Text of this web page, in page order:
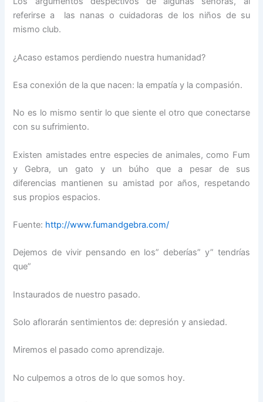
referirse a las nanas o cuidadoras de los niños de su
mismo club.
¿Acaso estamos perdiendo nuestra humanidad?
Esa conexión de la que nacen: la empatía y la compasión.
No es lo mismo sentir lo que siente el otro que conectarse
con su sufrimiento.
Existen amistades entre especies de animales, como Fum
y Gebra, un gato y un búho que a pesar de sus
diferencias mantienen su amistad por años, respetando
sus propios espacios.
Fuente: http://www.fumandgebra.com/
Dejemos de vivir pensando en los” deberías” y” tendrías
que”
Instaurados de nuestro pasado.
Solo aflorarán sentimientos de: depresión y ansiedad.
Miremos el pasado como aprendizaje.
No culpemos a otros de lo que somos hoy.